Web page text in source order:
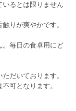
るとは限りません
りが爽やかです。
。毎日の食卓用にど
だいております。
可となります。